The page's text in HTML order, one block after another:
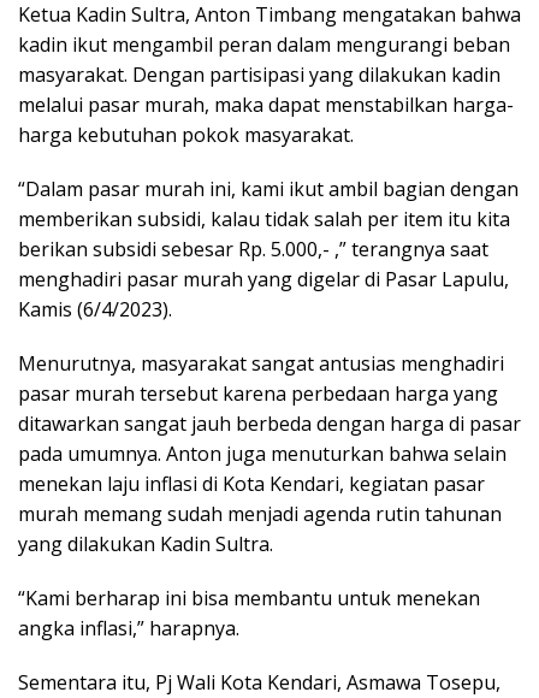
Ketua Kadin Sultra, Anton Timbang mengatakan bahwa
kadin ikut mengambil peran dalam mengurangi beban
masyarakat. Dengan partisipasi yang dilakukan kadin
melalui pasar murah, maka dapat menstabilkan harga-
harga kebutuhan pokok masyarakat.
“Dalam pasar murah ini, kami ikut ambil bagian dengan
memberikan subsidi, kalau tidak salah per item itu kita
berikan subsidi sebesar Rp. 5.000,- ,” terangnya saat
menghadiri pasar murah yang digelar di Pasar Lapulu,
Kamis (6/4/2023).
Menurutnya, masyarakat sangat antusias menghadiri
pasar murah tersebut karena perbedaan harga yang
ditawarkan sangat jauh berbeda dengan harga di pasar
pada umumnya. Anton juga menuturkan bahwa selain
menekan laju inflasi di Kota Kendari, kegiatan pasar
murah memang sudah menjadi agenda rutin tahunan
yang dilakukan Kadin Sultra.
“Kami berharap ini bisa membantu untuk menekan
angka inflasi,” harapnya.
Sementara itu, Pj Wali Kota Kendari, Asmawa Tosepu,